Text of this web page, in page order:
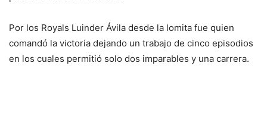
Por los Royals Luinder Ávila desde la lomita fue quien
comandó la victoria dejando un trabajo de cinco episodios
en los cuales permitió solo dos imparables y una carrera.